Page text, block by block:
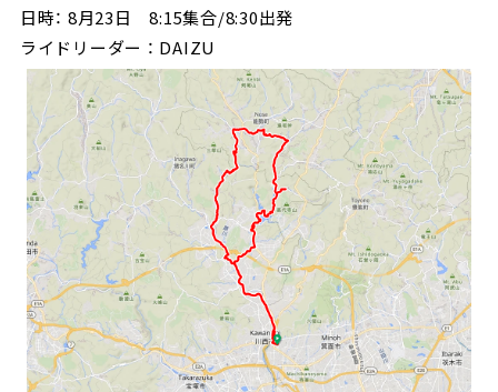
日時： 8月23日 8:15集合/8:30出発
ライドリーダー ： DAIZU